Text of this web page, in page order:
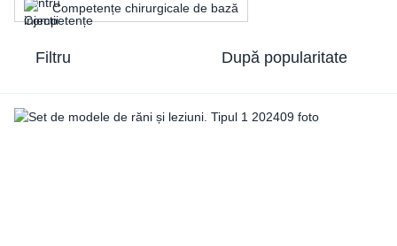
Competențe chirurgicale de bază
Filtru După popularitate